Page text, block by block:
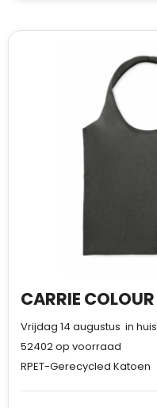
Vrijdag 14 augustus in huis
52402op voorraad
RPET-Gerecycled Katoen